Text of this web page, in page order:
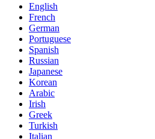
English
French
German
Portuguese
Spanish
Russian
Japanese
Korean
Arabic
Irish
Greek
Turkish
Italian